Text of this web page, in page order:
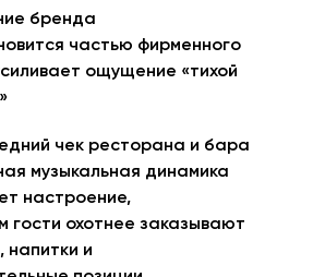
бренда
частью фирменного
ощущение «тихой
чек ресторана и бара
музыкальная динамика
настроение,
гости охотнее заказывают
напитки и